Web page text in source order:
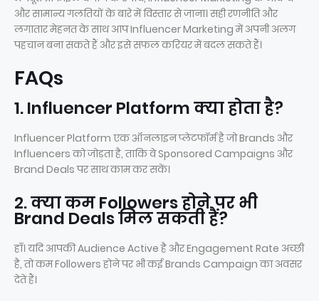
और सामान्य गलतियों के बारे में विस्तार से जाना। सही रणनीति और
लगातार मेहनत के साथ आप Influencer Marketing में अपनी अलग
पहचान बना सकते हैं और इसे सफल करियर में बदल सकते हैं।
FAQs
1. Influencer Platform क्या होता है?
Influencer Platform एक ऑनलाइन प्लेटफॉर्म है जो Brands और
Influencers को जोड़ता है, ताकि वे Sponsored Campaigns और
Brand Deals पर साथ काम कर सकें।
2. क्या कम Followers होने पर भी
Brand Deals मिल सकती हैं?
हाँ। यदि आपकी Audience Active है और Engagement Rate अच्छी
है, तो कम Followers होने पर भी कई Brands Campaign का अवसर
देते हैं।